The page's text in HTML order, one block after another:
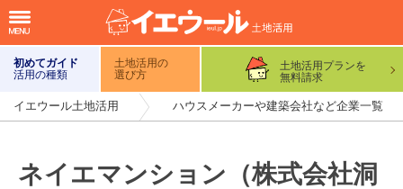
初めてガイド
活用の種類
土地活用の
選び方
土地活用プランを
無料請求
イエウール土地活用 ハウスメーカーや建築会社など企業一覧
ネイエマンション（株式会社洞